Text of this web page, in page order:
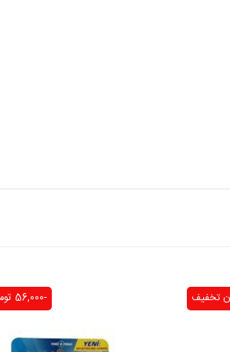
تخفیف -56,000 تومان